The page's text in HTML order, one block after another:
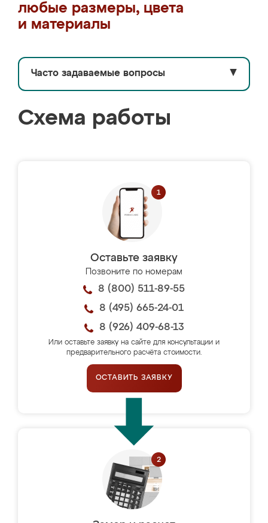
любые размеры, цвета
и материалы
Часто задаваемые вопросы ▼
Схема работы
Оставьте заявку
Позвоните по номерам
8 (800) 511-89-55
8 (495) 665-24-01
8 (926) 409-68-13
Или оставьте заявку на сайте для консультации и
предварительного расчёта стоимости.
ОСТАВИТЬ ЗАЯВКУ